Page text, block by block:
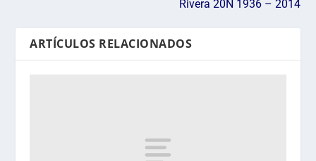
Rivera 20N 1936 – 2014
ARTÍCULOS RELACIONADOS